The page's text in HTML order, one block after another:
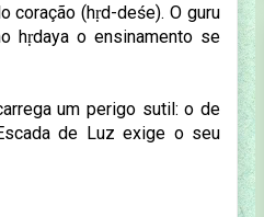
coração (hṛd-deśe). O guru
hṛdaya o ensinamento se
um perigo sutil: o de
de Luz exige o seu